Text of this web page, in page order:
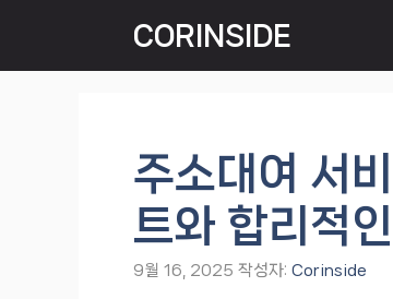
츠
CORINSIDE
주소대여 서
트와 합리적
9월 16, 2025 작성자: Corinside